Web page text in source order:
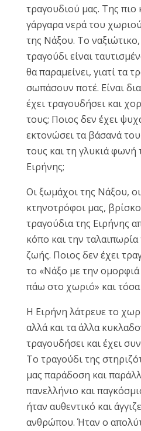
τραγουδιού μας. Της πιο
γάργαρα νερά του
της Νάξου. Το
τραγούδι είναι
θα παραμείνει, γιατί τα
σωπάσουν ποτέ. Είναι
έχει τραγουδήσει και
τους; Ποιος δεν έχει
εκτονώσει τα βάσανά
τους και τη γλυκιά
Ειρήνης;
Οι ξωμάχοι της Νάξου,
κτηνοτρόφοι μας,
τραγούδια της Ειρήνης
κόπο και την ταλαιπωρία
ζωής. Ποιος δεν έχει
το «Νάξο με την
πάω στο χωριό» και τόσα
Η Ειρήνη λάτρευε το
αλλά και τα άλλα
τραγουδήσει και έχει
Το τραγούδι της
μας παράδοση και
πανελλήνιο και
ήταν αυθεντικό και
ανθρώπου. Ήταν ο